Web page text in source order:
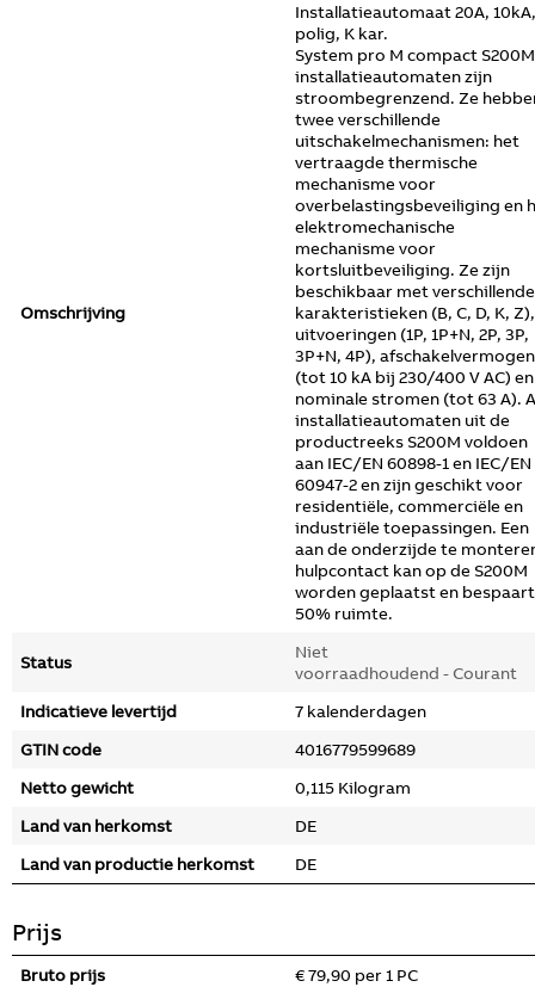
Omschrijving
Installatieautomaat 20A,
polig, K kar.
System pro M compact S200M
installatieautomaten zijn
stroombegrenzend. Ze
twee verschillende
uitschakelmechanismen: het
vertraagde thermische
mechanisme voor
overbelastingsbeveiliging en
elektromechanische
mechanisme voor
kortsluitbeveiliging. Ze zijn
beschikbaar met verschillende
karakteristieken (B, C, D, K, Z),
uitvoeringen (1P, 1P+N, 2P, 3P,
3P+N, 4P),
(tot 10 kA bij 230/400 V AC) en
nominale stromen (tot 63 A).
installatieautomaten uit de
productreeks S200M voldoen
aan IEC/EN 60898-1 en IEC/EN
60947-2 en zijn geschikt voor
residentiële, commerciële en
industriële toepassingen. Een
aan de onderzijde te
hulpcontact kan op de S200M
worden geplaatst en bespaart
50% ruimte.
Status
Niet
voorraadhoudend - Courant
Indicatieve levertijd
7 kalenderdagen
GTIN code
4016779599689
Netto gewicht
0,115 Kilogram
Land van herkomst
DE
Land van productie herkomst
DE
Prijs
Bruto prijs
€ 79,90 per 1 PC